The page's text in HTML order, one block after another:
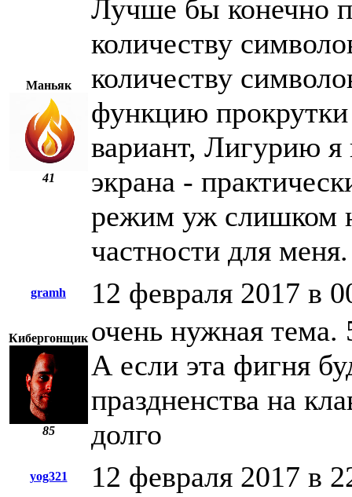
Маньяк
41
Лучше бы конечно
количеству
количеству
функцию
вариант, Лигурию я
экрана -
режим уж слишком
частности для меня.
gramh 12 февраля 2017 в
Кибергонщик
85
очень нужная
А если эта фигня
праздненства на
долго
yog321 12 февраля 2017 в